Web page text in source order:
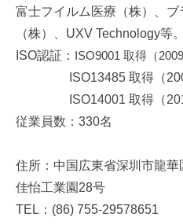
富士フイルム医療（株）、
（株）、UXV Technology等。
ISO認証 ： ISO9001 取得（
ISO13485 取得（
ISO14001 取得（
従業員数： 330名
住所：中国広東省深圳市龍
佳怡工業園 28号
TEL：(86) 755-29578651